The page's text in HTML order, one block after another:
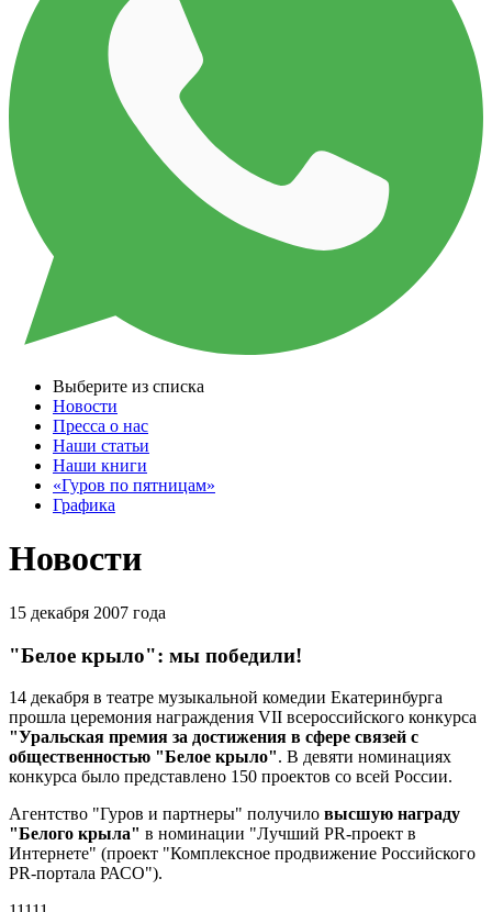
Выберите из списка
Новости
Пресса о нас
Наши статьи
Наши книги
«Гуров по пятницам»
Графика
Новости
15 декабря 2007 года
"Белое крыло": мы победили!
14 декабря в театре музыкальной комедии Екатеринбурга
прошла церемония награждения VII всероссийского конкурса
"Уральская премия за достижения в сфере связей с
общественностью "Белое крыло". В девяти номинациях
конкурса было представлено 150 проектов со всей России.
Агентство "Гуров и партнеры" получило высшую награду
"Белого крыла" в номинации "Лучший PR-проект в
Интернете" (проект "Комплексное продвижение Российского
PR-портала РАСО").